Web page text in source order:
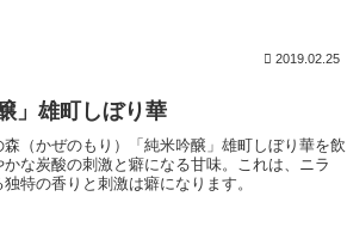
2019.02.25
」雄町しぼり華
（かぜのもり）「純米吟醸」雄町しぼり華を飲
な炭酸の刺激と癖になる甘味。これは、ニラ
特の香りと刺激は癖になります。